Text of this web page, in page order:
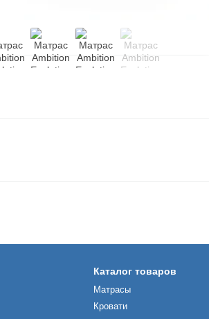
Каталог товаров
Матрасы
Кровати